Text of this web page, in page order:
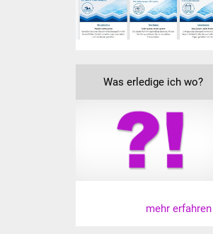
Was erledige ich wo?
mehr erfahren